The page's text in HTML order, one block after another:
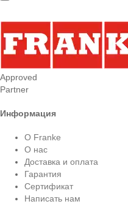
Approved
Partner
Информация
О Franke
О нас
Доставка и оплата
Гарантия
Сертификат
Написать нам